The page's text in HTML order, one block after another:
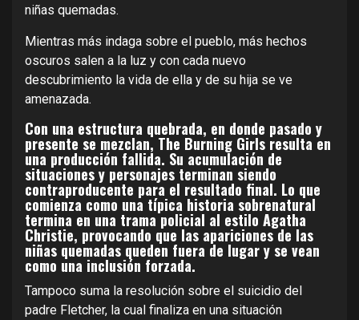
niñas quemadas.
Mientras más indaga sobre el pueblo, más hechos
oscuros salen a la luz y con cada nuevo
descubrimiento la vida de ella y de su hija se ve
amenazada.
Con una estructura quebrada, en donde pasado y
presente se mezclan, The Burning Girls resulta en
una producción fallida. Su acumulación de
situaciones y personajes terminan siendo
contraproducente para el resultado final. Lo que
comienza como una típica historia sobrenatural
termina en una trama policial al estilo Agatha
Christie, provocando que las apariciones de las
niñas quemadas queden fuera de lugar y se vean
como una inclusión forzada.
Tampoco suma la resolución sobre el suicidio del
padre Fletcher, la cual finaliza en una situación